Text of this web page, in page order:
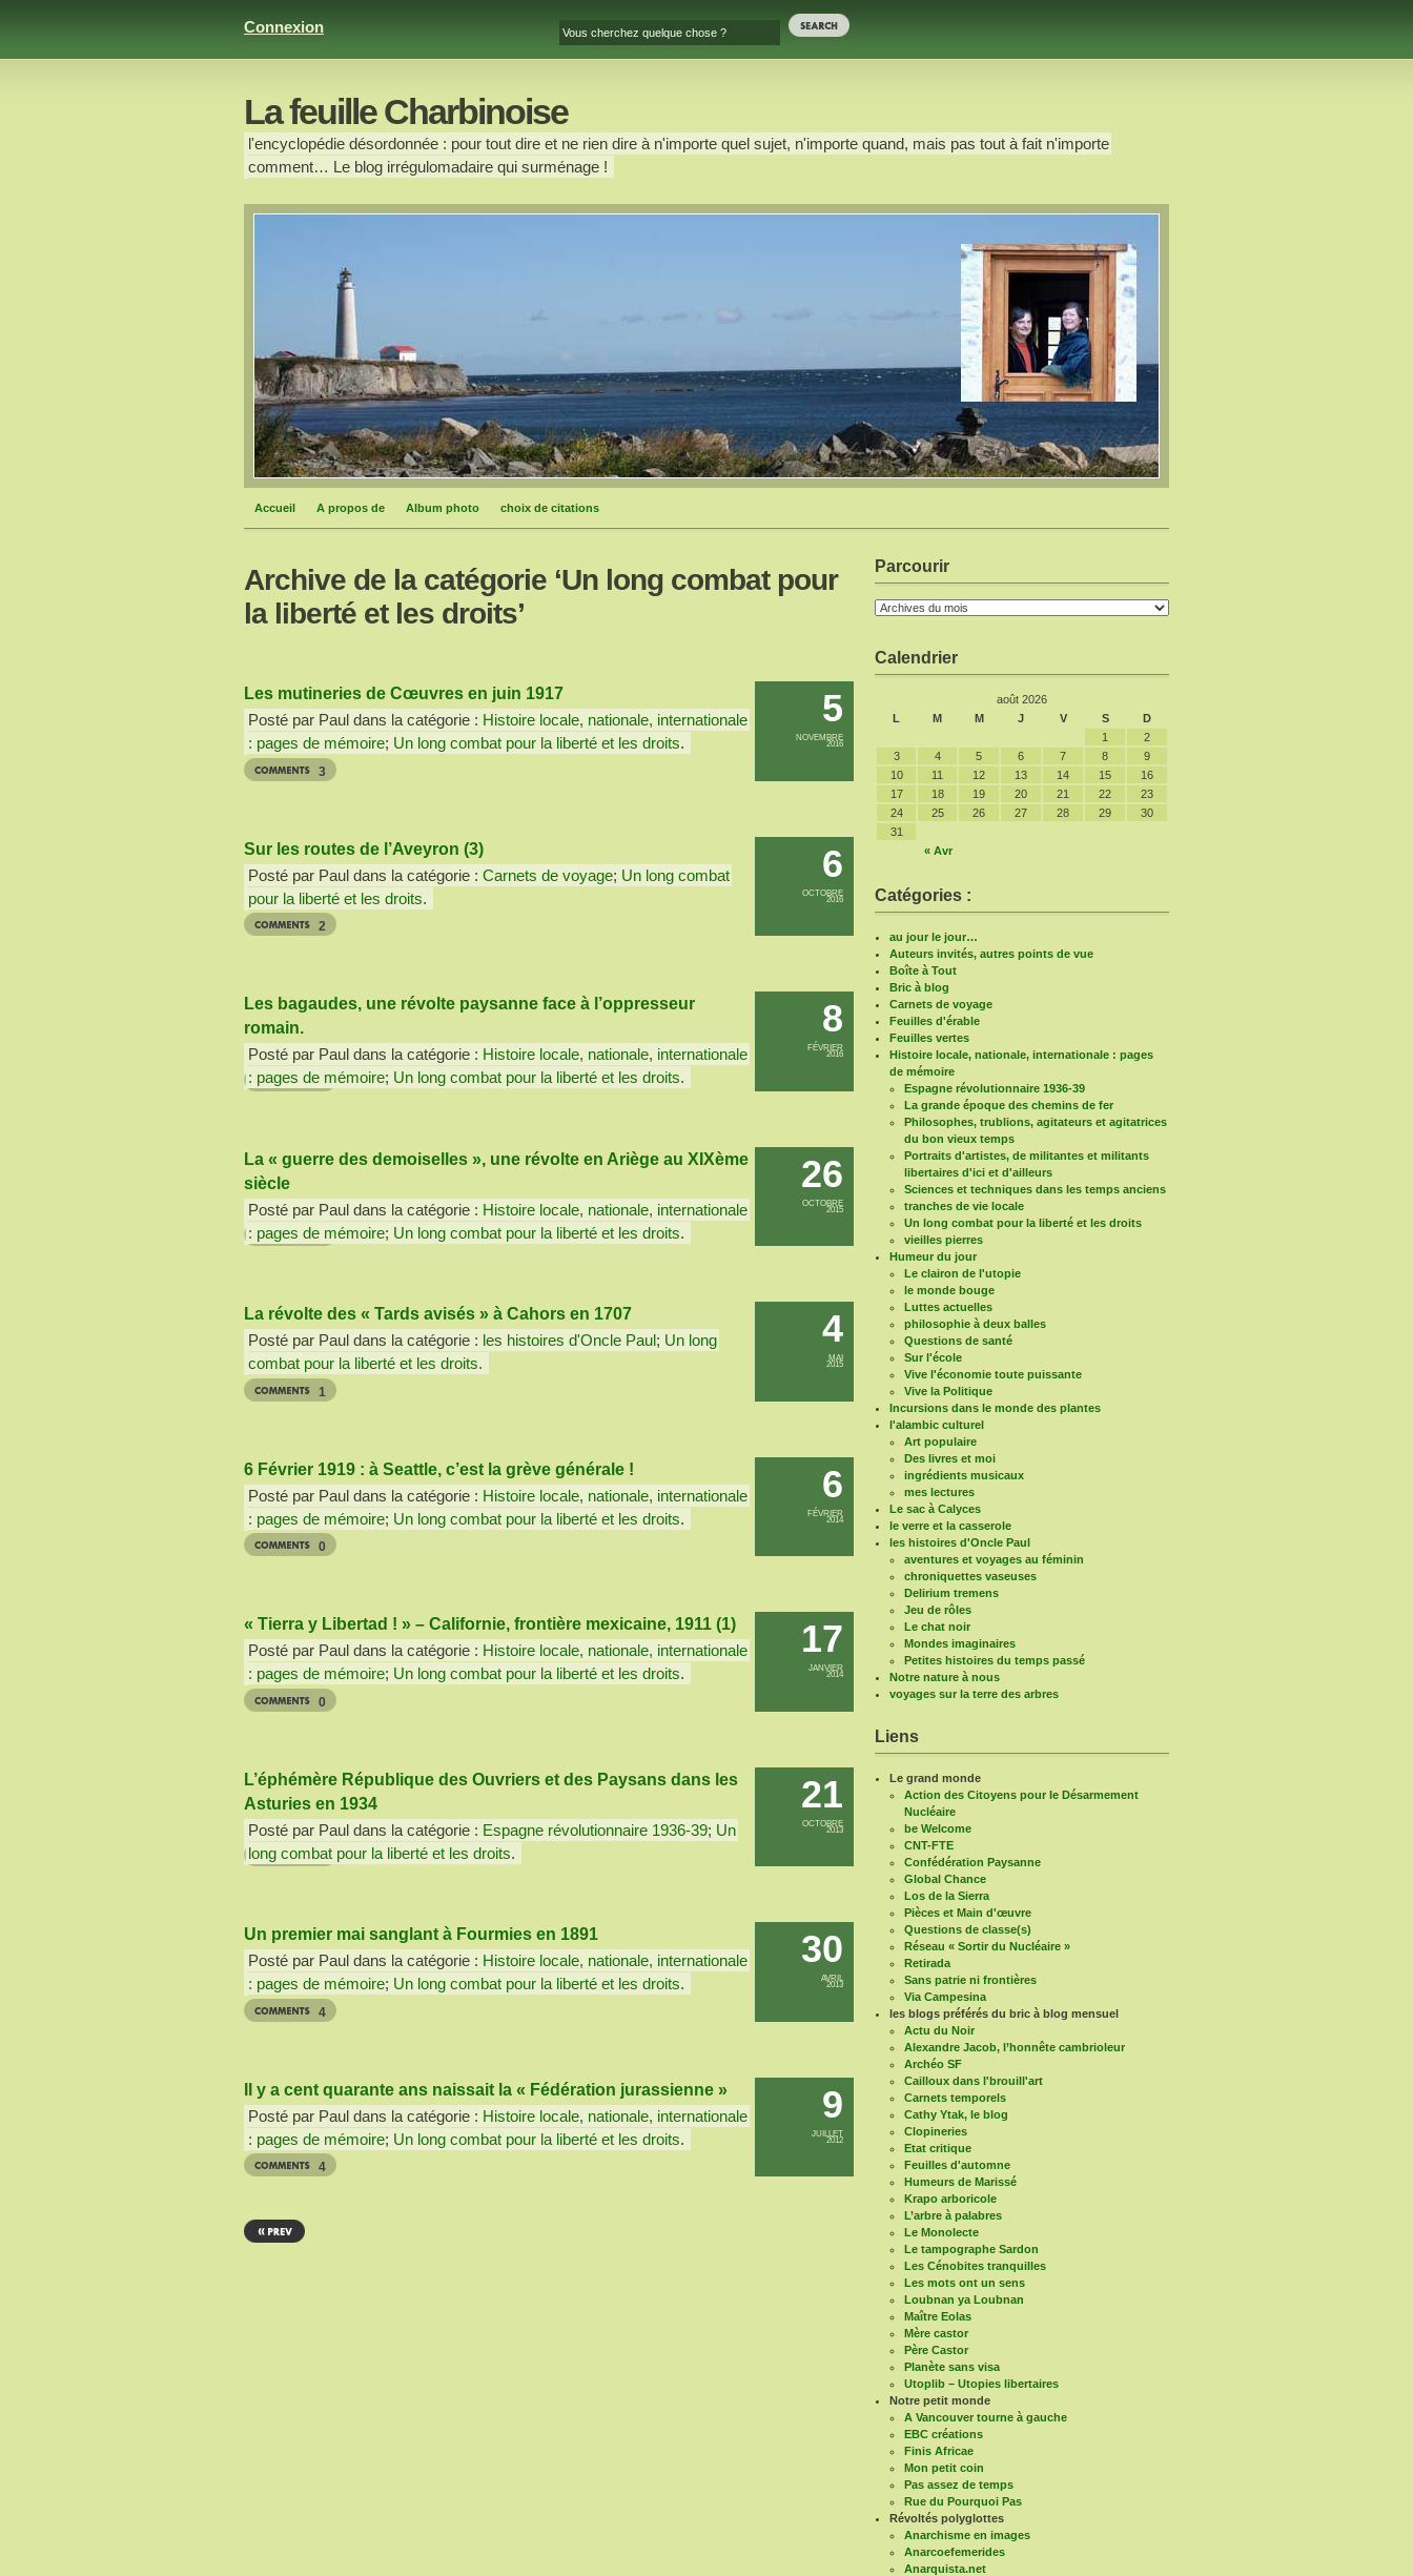
Connexion
La feuille Charbinoise
l'encyclopédie désordonnée : pour tout dire et ne rien dire à n'importe quel sujet, n'importe quand, mais pas tout à fait n'importe
comment… Le blog irrégulomadaire qui surménage !
Accueil A propos de Album photo choix de citations
Archive de la catégorie ‘Un long combat pour
la liberté et les droits’
5
NOVEMBRE
2016
Les mutineries de Cœuvres en juin 1917
Posté par Paul dans la catégorie : Histoire locale, nationale, internationale
: pages de mémoire; Un long combat pour la liberté et les droits.
3
6
OCTOBRE
2016
Sur les routes de l’Aveyron (3)
Posté par Paul dans la catégorie : Carnets de voyage; Un long combat
pour la liberté et les droits.
2
8
FÉVRIER
2016
Les bagaudes, une révolte paysanne face à l’oppresseur
romain.
Posté par Paul dans la catégorie : Histoire locale, nationale, internationale
: pages de mémoire; Un long combat pour la liberté et les droits.
2
26
OCTOBRE
2015
La « guerre des demoiselles », une révolte en Ariège au XIXème
siècle
Posté par Paul dans la catégorie : Histoire locale, nationale, internationale
: pages de mémoire; Un long combat pour la liberté et les droits.
6
4
MAI
2015
La révolte des « Tards avisés » à Cahors en 1707
Posté par Paul dans la catégorie : les histoires d'Oncle Paul; Un long
combat pour la liberté et les droits.
1
6
FÉVRIER
2014
6 Février 1919 : à Seattle, c’est la grève générale !
Posté par Paul dans la catégorie : Histoire locale, nationale, internationale
: pages de mémoire; Un long combat pour la liberté et les droits.
0
17
JANVIER
2014
« Tierra y Libertad ! » – Californie, frontière mexicaine, 1911 (1)
Posté par Paul dans la catégorie : Histoire locale, nationale, internationale
: pages de mémoire; Un long combat pour la liberté et les droits.
0
21
OCTOBRE
2013
L’éphémère République des Ouvriers et des Paysans dans les
Asturies en 1934
Posté par Paul dans la catégorie : Espagne révolutionnaire 1936-39; Un
long combat pour la liberté et les droits.
6
30
AVRIL
2013
Un premier mai sanglant à Fourmies en 1891
Posté par Paul dans la catégorie : Histoire locale, nationale, internationale
: pages de mémoire; Un long combat pour la liberté et les droits.
4
9
JUILLET
2012
Il y a cent quarante ans naissait la « Fédération jurassienne »
Posté par Paul dans la catégorie : Histoire locale, nationale, internationale
: pages de mémoire; Un long combat pour la liberté et les droits.
4
Parcourir
Calendrier
août 2026
L
M M J V S D
« Avr
1
2
3
4 5 6 7 8
9
10
11 12 13 14 15
16
17
18 19 20 21 22
23
24
25 26 27 28 29
30
31
Catégories :
au jour le jour…
Auteurs invités, autres points de vue
Boîte à Tout
Bric à blog
Carnets de voyage
Feuilles d'érable
Feuilles vertes
Histoire locale, nationale, internationale : pages
de mémoire
Espagne révolutionnaire 1936-39
La grande époque des chemins de fer
Philosophes, trublions, agitateurs et agitatrices
du bon vieux temps
Portraits d'artistes, de militantes et militants
libertaires d'ici et d'ailleurs
Sciences et techniques dans les temps anciens
tranches de vie locale
Un long combat pour la liberté et les droits
vieilles pierres
Humeur du jour
Le clairon de l'utopie
le monde bouge
Luttes actuelles
philosophie à deux balles
Questions de santé
Sur l'école
Vive l'économie toute puissante
Vive la Politique
Incursions dans le monde des plantes
l'alambic culturel
Art populaire
Des livres et moi
ingrédients musicaux
mes lectures
Le sac à Calyces
le verre et la casserole
les histoires d'Oncle Paul
aventures et voyages au féminin
chroniquettes vaseuses
Delirium tremens
Jeu de rôles
Le chat noir
Mondes imaginaires
Petites histoires du temps passé
Notre nature à nous
voyages sur la terre des arbres
Liens
Le grand monde
Action des Citoyens pour le Désarmement
Nucléaire
be Welcome
CNT-FTE
Confédération Paysanne
Global Chance
Los de la Sierra
Pièces et Main d'œuvre
Questions de classe(s)
Réseau « Sortir du Nucléaire »
Retirada
Sans patrie ni frontières
Via Campesina
les blogs préférés du bric à blog mensuel
Actu du Noir
Alexandre Jacob, l’honnête cambrioleur
Archéo SF
Cailloux dans l'brouill'art
Carnets temporels
Cathy Ytak, le blog
Clopineries
Etat critique
Feuilles d'automne
Humeurs de Marissé
Krapo arboricole
L’arbre à palabres
Le Monolecte
Le tampographe Sardon
Les Cénobites tranquilles
Les mots ont un sens
Loubnan ya Loubnan
Maître Eolas
Mère castor
Père Castor
Planète sans visa
Utoplib – Utopies libertaires
Notre petit monde
A Vancouver tourne à gauche
EBC créations
Finis Africae
Mon petit coin
Pas assez de temps
Rue du Pourquoi Pas
Révoltés polyglottes
Anarchisme en images
Anarcoefemerides
Anarquista.net